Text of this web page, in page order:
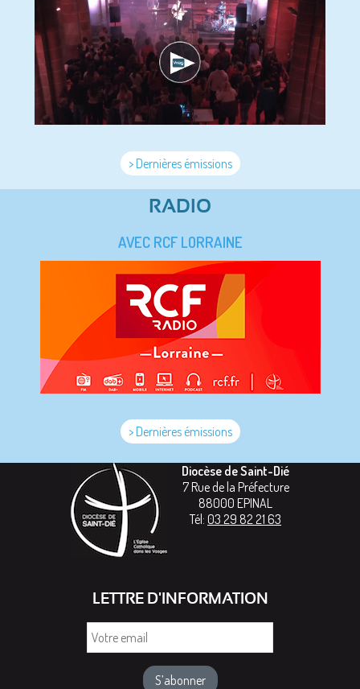
> Dernières émissions
RADIO
AVEC RCF LORRAINE
> Dernières émissions
Diocèse de Saint-Dié
7 Rue de la Préfecture
88000 EPINAL
Tél: 03 29 82 21 63
LETTRE D'INFORMATION